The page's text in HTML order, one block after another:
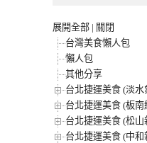
展開全部 | 關閉
台灣美食懶人包
懶人包
其他分享
台北捷運美食 (淡水
台北捷運美食 (板南
台北捷運美食 (松山
台北捷運美食 (中和